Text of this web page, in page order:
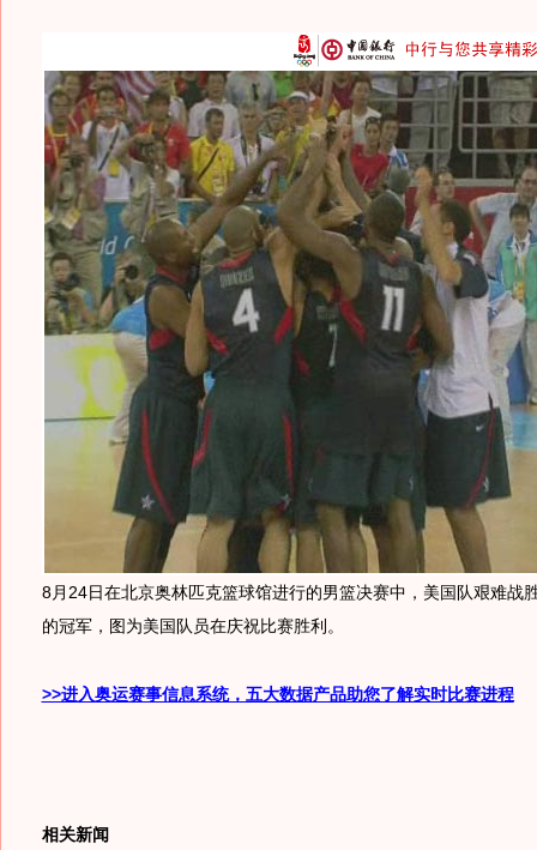
8月24日在北京奥林匹克篮球馆进行的男篮决赛中，美国队艰难战
的冠军，图为美国队员在庆祝比赛胜利。
>>进入奥运赛事信息系统，五大数据产品助您了解实时比赛进程
相关新闻